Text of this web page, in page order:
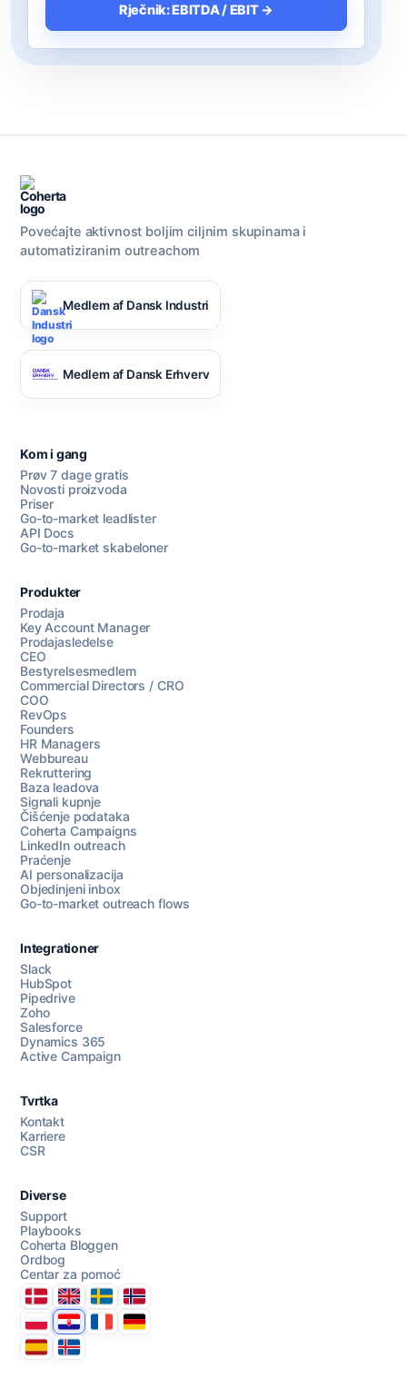
Rječnik: EBITDA / EBIT →
Razgovarajte s nama
Povećajte aktivnost boljim ciljnim skupinama i
automatiziranim outreachom
Medlem af Dansk Industri
Medlem af Dansk Erhverv
Kom i gang
Prøv 7 dage gratis
Novosti proizvoda
Priser
Go-to-market leadlister
API Docs
Go-to-market skabeloner
Produkter
Prodaja
Key Account Manager
Prodajasledelse
CEO
Bestyrelsesmedlem
Commercial Directors / CRO
COO
RevOps
Founders
HR Managers
Webbureau
Rekruttering
Baza leadova
Signali kupnje
Čišćenje podataka
Coherta Campaigns
LinkedIn outreach
Praćenje
AI personalizacija
Objedinjeni inbox
Go-to-market outreach flows
Integrationer
Slack
HubSpot
Pipedrive
Zoho
Salesforce
Dynamics 365
Active Campaign
Tvrtka
Kontakt
Karriere
CSR
Diverse
Support
Playbooks
Coherta Bloggen
Ordbog
Centar za pomoć
DanmarkUnited Kingdom
SverigeNorge
PolskaHrvatskaFranceDeutschland
EspanaÍsland